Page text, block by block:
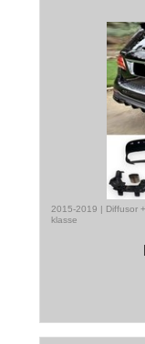
2015-2019 | Diffusor
klasse